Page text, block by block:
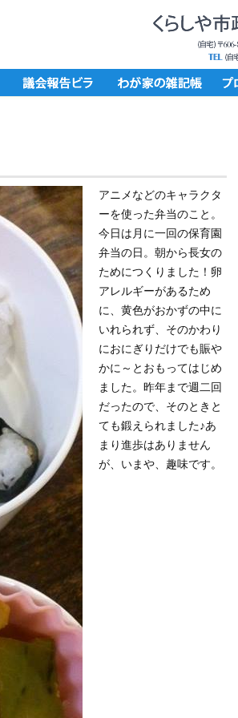
アニメなどのキャラクタ
ーを使った弁当のこと。
今日は月に一回の保育園
弁当の日。朝から長女の
ためにつくりました！卵
アレルギーがあるため
に、黄色がおかずの中に
いれられず、そのかわり
におにぎりだけでも賑や
かに～とおもってはじめ
ました。昨年まで週二回
だったので、そのときと
ても鍛えられました♪あ
まり進歩はありません
が、いまや、趣味です。